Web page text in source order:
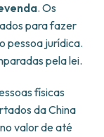
. Os
para fazer
pessoa jurídica.
pela lei.
físicas
da China
valor de até